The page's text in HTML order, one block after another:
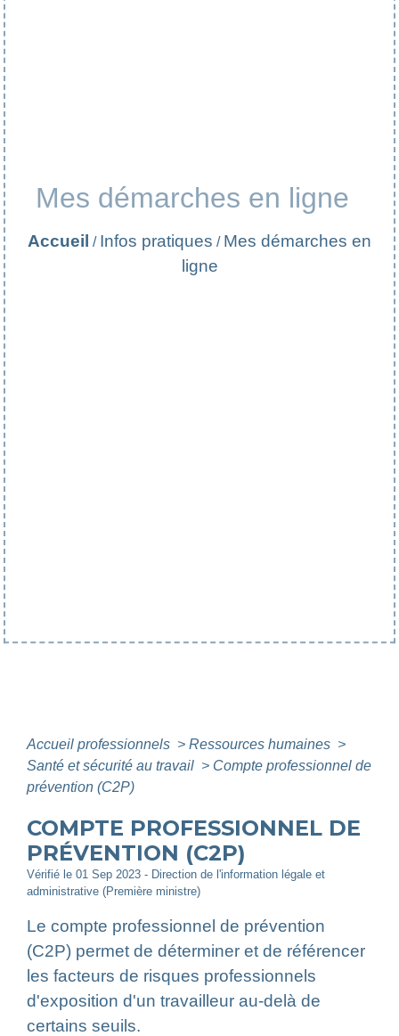
Mes démarches en ligne
Accueil / Infos pratiques / Mes démarches en
ligne
Accueil professionnels > Ressources humaines >
Santé et sécurité au travail > Compte professionnel de
prévention (C2P)
COMPTE PROFESSIONNEL DE
PRÉVENTION (C2P)
Vérifié le 01 Sep 2023 - Direction de l'information légale et
administrative (Première ministre)
Le compte professionnel de prévention
(C2P) permet de déterminer et de référencer
les facteurs de risques professionnels
d'exposition d'un travailleur au-delà de
certains seuils.